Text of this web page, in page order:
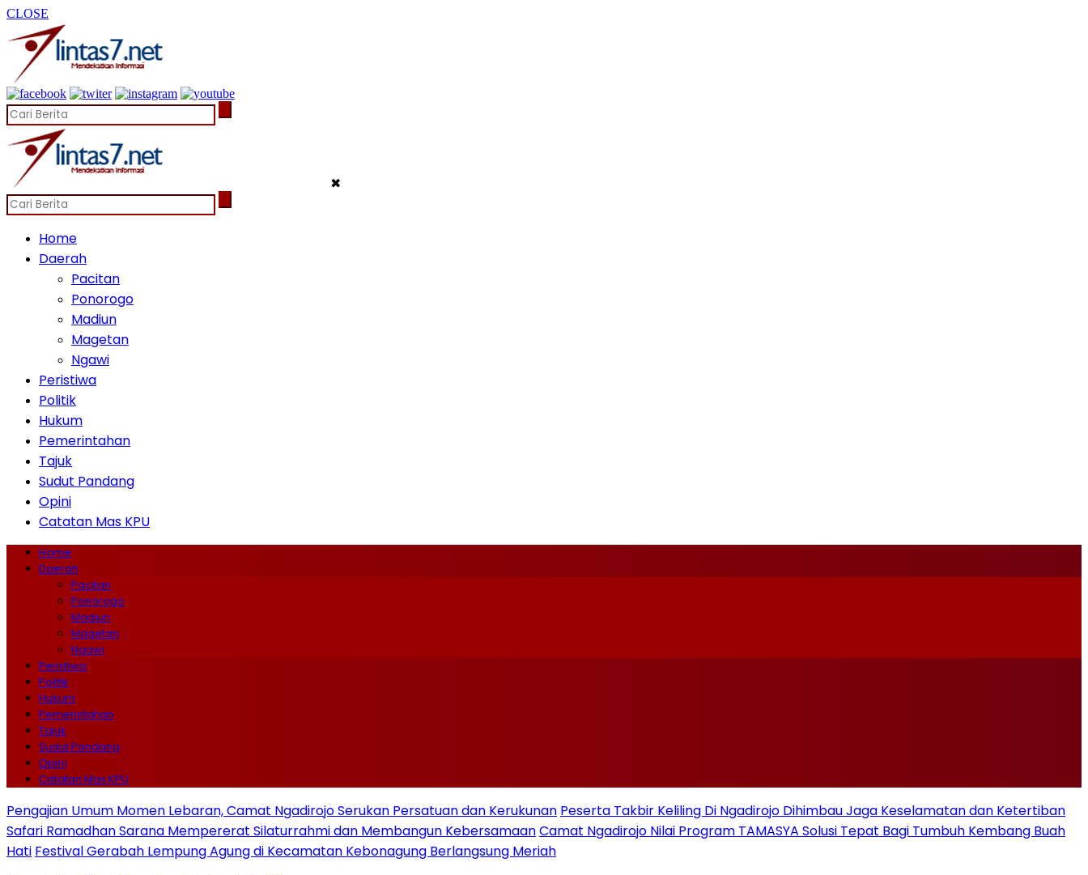
CLOSE
✖
Home
Daerah
Pacitan
Ponorogo
Madiun
Magetan
Ngawi
Peristiwa
Politik
Hukum
Pemerintahan
Tajuk
Sudut Pandang
Opini
Catatan Mas KPU
Home
Daerah
Pacitan
Ponorogo
Madiun
Magetan
Ngawi
Peristiwa
Politik
Hukum
Pemerintahan
Tajuk
Sudut Pandang
Opini
Catatan Mas KPU
Pengajian Umum Momen Lebaran, Camat Ngadirojo Serukan Persatuan dan Kerukunan Peserta Takbir Keliling Di Ngadirojo Dihimbau Jaga Keselamatan dan Ketertiban
Safari Ramadhan Sarana Mempererat Silaturrahmi dan Membangun KebersamaanCamat Ngadirojo Nilai Program TAMASYA Solusi Tepat Bagi Tumbuh Kembang Buah
Hati Festival Gerabah Lempung Agung di Kecamatan Kebonagung Berlangsung Meriah